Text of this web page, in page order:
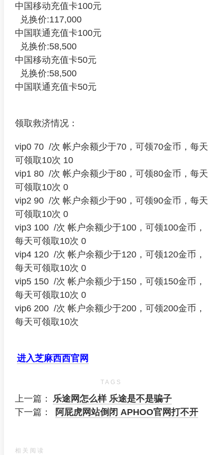
中国移动充值卡100元
兑换价:117,000
中国联通充值卡100元
兑换价:58,500
中国移动充值卡50元
兑换价:58,500
中国联通充值卡50元
领取救济情况：
vip0 70 /次 帐户余额少于70，可领70金币，每天
可领取10次 10
vip1 80 /次 帐户余额少于80，可领80金币，每天
可领取10次 0
vip2 90 /次 帐户余额少于90，可领90金币，每天
可领取10次 0
vip3 100 /次 帐户余额少于100，可领100金币，
每天可领取10次 0
vip4 120 /次 帐户余额少于120，可领120金币，
每天可领取10次 0
vip5 150 /次 帐户余额少于150，可领150金币，
每天可领取10次 0
vip6 200 /次 帐户余额少于200，可领200金币，
每天可领取10次
进入芝麻西西官网
TAGS
上一篇： 乐途网怎么样 乐途是不是骗子
下一篇：
阿屁虎网站倒闭 APHOO官网打不开
相关阅读